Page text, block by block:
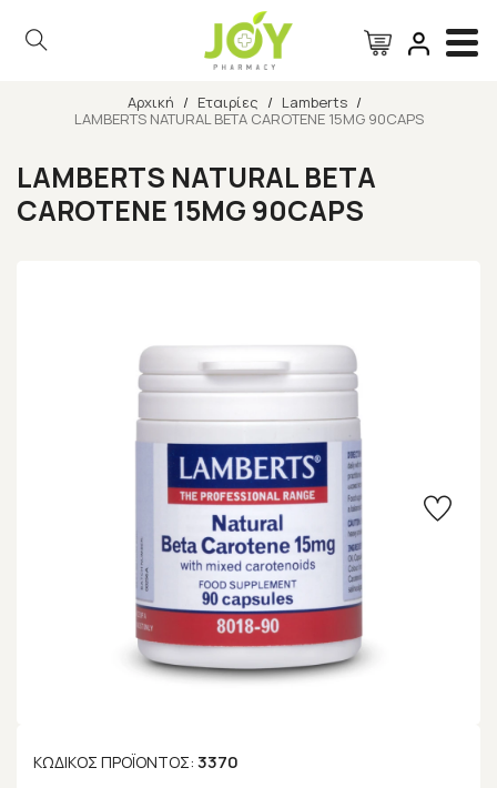
Αρχική / Εταιρίες / Lamberts /
LAMBERTS NATURAL BETA CAROTENE 15MG 90CAPS
LAMBERTS NATURAL BETA
CAROTENE 15MG 90CAPS
ΚΩΔΙΚΌΣ ΠΡΟΪΌΝΤΟΣ: 3370